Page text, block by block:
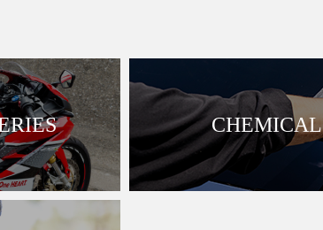
CHEMICAL